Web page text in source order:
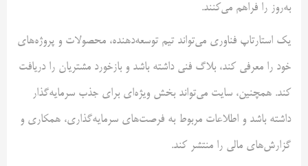
به‌روز را فراهم می‌کنند.
یک استارتاپ فناوری می‌تواند تیم توسعه‌دهنده، محصولات و پروژه‌های
خود را معرفی کند، بلاگ فنی داشته باشد و بازخورد مشتریان را دریافت
کند. همچنین، سایت می‌تواند بخش ویژه‌ای برای جذب سرمایه‌گذار
داشته باشد و اطلاعات مربوط به فرصت‌های سرمایه‌گذاری، همکاری و
گزارش‌های مالی را منتشر کند.